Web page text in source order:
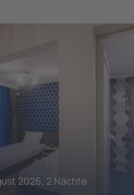
2026, 2 Nächte